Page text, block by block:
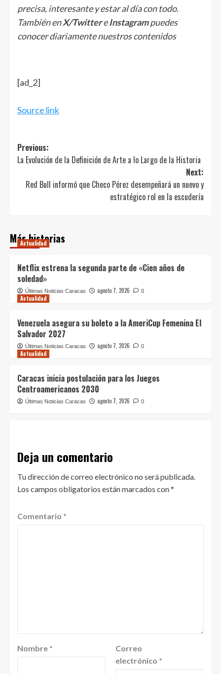
precisa, interesante y estar al día con todo.
También enX/TwittereInstagrampuedes
conocer diariamente nuestros contenidos
[ad_2]
Source link
Post
navigation
Previous:
La Evolución de la Definición de Arte a lo Largo de la Historia
Next:
Red Bull informó que Checo Pérez desempeñará un nuevo y
estratégico rol en la escudería
Más historias
Actualidad
Netflix estrena la segunda parte de «Cien años de
soledad»
Últimas Noticias Caracas agosto 7, 2026 0
Actualidad
Venezuela asegura su boleto a la AmeriCup Femenina El
Salvador 2027
Últimas Noticias Caracas agosto 7, 2026 0
Actualidad
Caracas inicia postulación para los Juegos
Centroamericanos 2030
Últimas Noticias Caracas agosto 7, 2026 0
Deja un comentario
Tu dirección de correo electrónico no será publicada.
Los campos obligatorios están marcados con*
Comentario *
Nombre *
Correo
electrónico *